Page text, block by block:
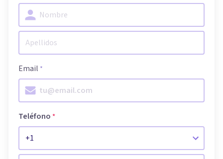
Email *
Teléfono *